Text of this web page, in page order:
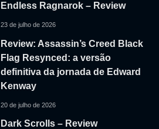
Endless Ragnarok – Review
23 de julho de 2026
Review: Assassin’s Creed Black
Flag Resynced: a versão
definitiva da jornada de Edward
Kenway
20 de julho de 2026
Dark Scrolls – Review